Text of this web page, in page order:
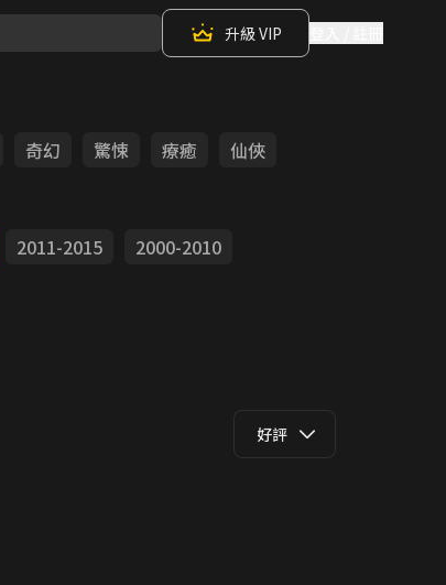
升級 VIP
奇幻 驚悚 療癒
仙俠
2011-2015
2000-2010
好評